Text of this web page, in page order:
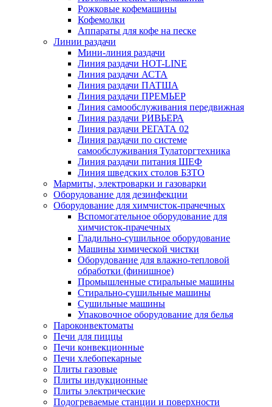
Рожковые кофемашины
Кофемолки
Аппараты для кофе на песке
Линии раздачи
Мини-линия раздачи
Линия раздачи HOT-LINE
Линия раздачи АСТА
Линия раздачи ПАТША
Линия раздачи ПРЕМЬЕР
Линия самообслуживания передвижная
Линия раздачи РИВЬЕРА
Линия раздачи РЕГАТА 02
Линия раздачи по системе
самообслуживания Тулаторгтехника
Линия раздачи питания ШЕФ
Линия шведских столов БЗТО
Мармиты, электроварки и газоварки
Оборудование для дезинфекции
Оборудование для химчисток-прачечных
Вспомогательное оборудование для
химчисток-прачечных
Гладильно-сушильное оборудование
Машины химической чистки
Оборудование для влажно-тепловой
обработки (финишное)
Промышленные стиральные машины
Стирально-сушильные машины
Сушильные машины
Упаковочное оборудование для белья
Пароконвектоматы
Печи для пиццы
Печи конвекционные
Печи хлебопекарные
Плиты газовые
Плиты индукционные
Плиты электрические
Подогреваемые станции и поверхности